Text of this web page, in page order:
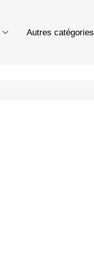
Autres catégories